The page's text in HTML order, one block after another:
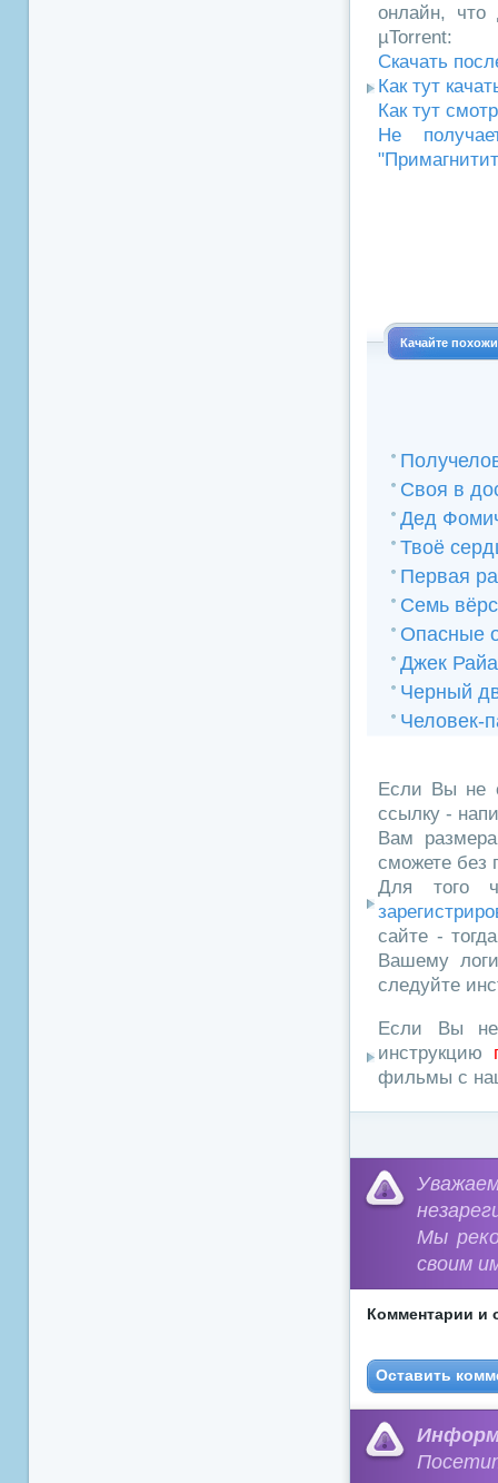
онлайн, что
µTorrent:
Скачать
Как тут
Как тут
Не
Качайте
Своя в
Дед
Твоё
Первая
Семь
Опасные
Джек
Черный
Человек-
Если Вы не
ссылку -
Вам
сможете без
Для того
сайте -
Вашему
следуйте
Если Вы не
инструкцию
фильмы с
Мы
своим
Комментарии и
Оставить